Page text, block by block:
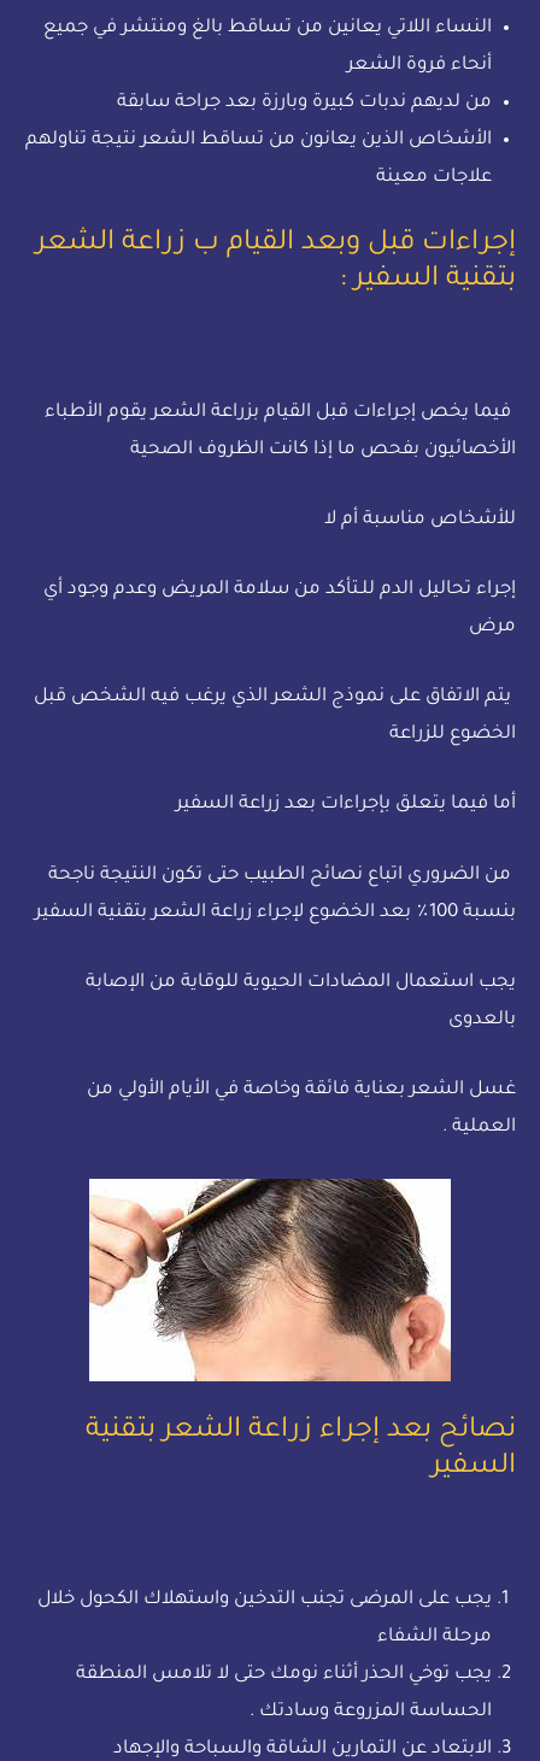
النساء اللاتي يعانين من تساقط بالغ ومنتشر في جميع
أنحاء فروة الشعر
من لديهم ندبات كبيرة وبارزة بعد جراحة سابقة
الأشخاص الذين يعانون من تساقط الشعر نتيجة تناولهم
علاجات معينة
إجراءات قبل وبعد القيام ب زراعة الشعر
بتقنية السفير :
فيما يخص إجراءات قبل القيام بزراعة الشعر يقوم الأطباء
الأخصائيون بفحص ما إذا كانت الظروف الصحية
للأشخاص مناسبة أم لا
إجراء تحاليل الدم للـتأكد من سلامة المريض وعدم وجود أي
مرض
يتم الاتفاق على نموذج الشعر الذي يرغب فيه الشخص قبل
الخضوع للزراعة
أما فيما يتعلق بإجراءات بعد زراعة السفير
من الضروري اتباع نصائح الطبيب حتى تكون النتيجة ناجحة
بنسبة 100٪ بعد الخضوع لإجراء زراعة الشعر بتقنية السفير
يجب استعمال المضادات الحيوية للوقاية من الإصابة
بالعدوى
غسل الشعر بعناية فائقة وخاصة في الأيام الأولي من
العملية .
نصائح بعد إجراء زراعة الشعر بتقنية
السفير
يجب على المرضى تجنب التدخين واستهلاك الكحول خلال
مرحلة الشفاء
يجب توخي الحذر أثناء نومك حتى لا تلامس المنطقة
الحساسة المزروعة وسادتك .
الابتعاد عن التمارين الشاقة والسباحة والإجهاد